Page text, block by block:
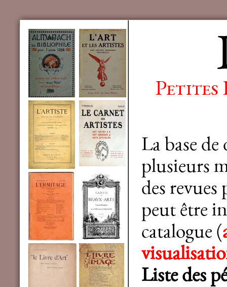
Petites
La base
plusieurs
des revues
peut être
catalogue (
Liste des